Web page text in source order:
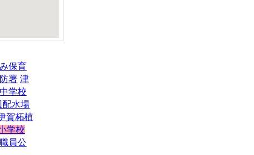
保育
署 津
学校
配水場
賀柘植
学校
員公